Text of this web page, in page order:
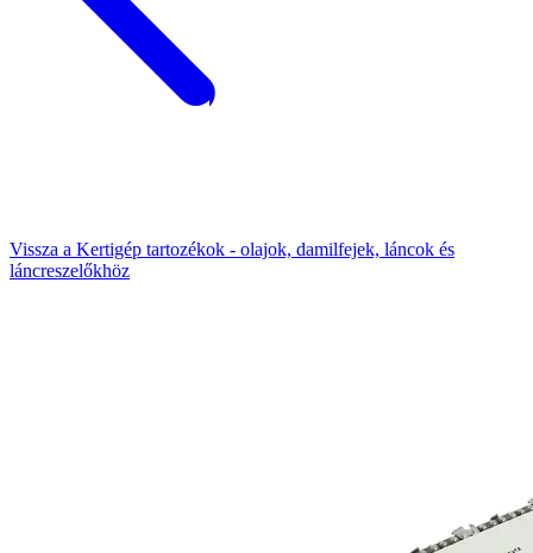
Vissza a Kertigép tartozékok - olajok, damilfejek, láncok és
láncreszelőkhöz